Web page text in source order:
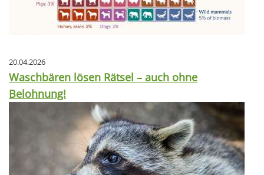
20.04.2026
Waschbären lösen Rätsel – auch ohne
Belohnung!